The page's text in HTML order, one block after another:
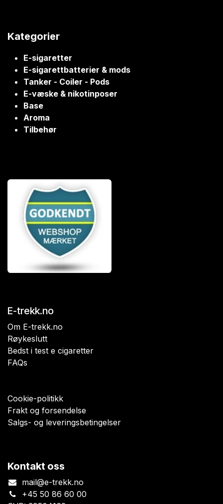
Kategorier
E-sigaretter
E-sigarettbatterier & mods
Tanker - Coiler - Pods
E-væske & nikotinposer
Base
Aroma
Tilbehør
E-trekk.no
Om E-trekk.no
Røykeslutt
Bedst i test e cigaretter
FAQs
Cookie-politikk
Frakt og forsendelse
Salgs- og leveringsbetingelser
Kontakt oss
mail@e-trekk.no
+45 50 86 60 00